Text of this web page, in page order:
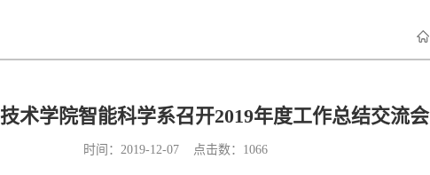
术学院智能科学系召开2019年度工作总结交流会
时间：2019-12-07 点击数： 1066